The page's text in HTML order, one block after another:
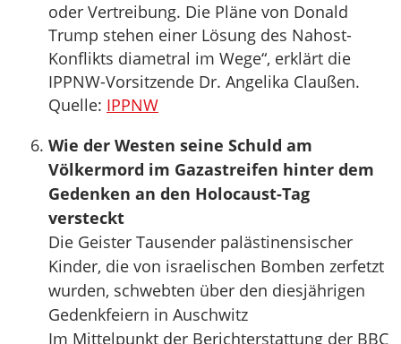
oder Vertreibung. Die Pläne von Donald
Trump stehen einer Lösung des Nahost-
Konflikts diametral im Wege“, erklärt die
IPPNW-Vorsitzende Dr. Angelika Claußen.
Quelle: IPPNW
Wie der Westen seine Schuld am
Völkermord im Gazastreifen hinter dem
Gedenken an den Holocaust-Tag
versteckt
Die Geister Tausender palästinensischer
Kinder, die von israelischen Bomben zerfetzt
wurden, schwebten über den diesjährigen
Gedenkfeiern in Auschwitz
Im Mittelpunkt der Berichterstattung der BBC